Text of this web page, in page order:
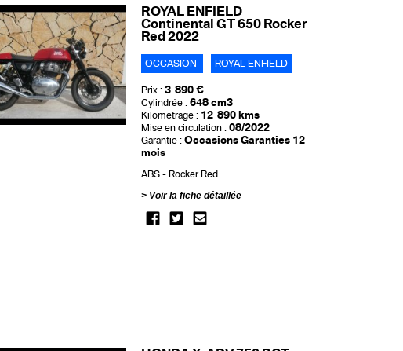
ROYAL ENFIELD
Continental GT 650 Rocker
Red 2022
OCCASION ROYAL ENFIELD
Prix : 3 890 €
Cylindrée : 648 cm3
Kilométrage : 12 890 kms
Mise en circulation : 08/2022
Garantie : Occasions Garanties 12
mois
ABS
Rocker Red
Voir la fiche détaillée